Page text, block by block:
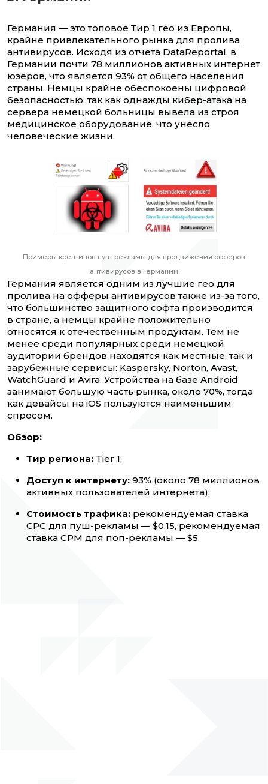
Германия — это топовое Тир 1 гео из Европы,
крайне привлекательного рынка для пролива
антивирусов. Исходя из отчета DataReportal, в
Германии почти 78 миллионов активных интернет
юзеров, что является 93% от общего населения
страны. Немцы крайне обеспокоены цифровой
безопасностью, так как однажды кибер-атака на
сервера немецкой больницы вывела из строя
медицинское оборудование, что унесло
человеческие жизни.
Примеры креативов пуш-рекламы для продвижения офферов
антивирусов в Германии
Германия является одним из лучшие гео для
пролива на офферы антивирусов также из-за того,
что большинство защитного софта производится
в стране, а немцы крайне положительно
относятся к отечественным продуктам. Тем не
менее среди популярных среди немецкой
аудитории брендов находятся как местные, так и
зарубежные сервисы: Kaspersky, Norton, Avast,
WatchGuard и Avira. Устройства на базе Android
занимают большую часть рынка, около 70%, тогда
как девайсы на iOS пользуются наименьшим
спросом.
Обзор:
Тир региона: Tier 1;
Доступ к интернету: 93% (около 78 миллионов
активных пользователей интернета);
Стоимость трафика: рекомендуемая ставка
CPC для пуш-рекламы — $0.15, рекомендуемая
ставка CPM для поп-рекламы — $5.